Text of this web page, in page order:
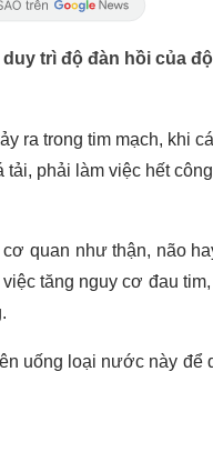
trì độ đàn hồi của
ra trong tim mạch, khi
phải làm việc hết
quan như thận, não
tăng nguy cơ đau
uống loại nước này để